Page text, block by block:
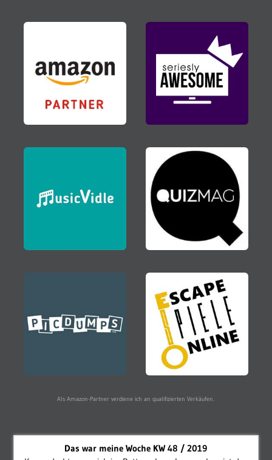
Als Amazon-Partner verdiene ich an qualifizierten Verkäufen.
Das war meine Woche KW 48 / 2019